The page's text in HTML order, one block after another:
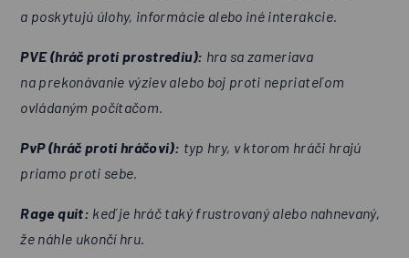
a poskytujú úlohy, informácie alebo iné interakcie.
PVE (hráč proti prostrediu): hra sa zameriava
na prekonávanie výziev alebo boj proti nepriateľom
ovládaným počítačom.
PvP (hráč proti hráčovi): typ hry, v ktorom hráči hrajú
priamo proti sebe.
Rage quit: keď je hráč taký frustrovaný alebo nahnevaný,
že náhle ukončí hru.